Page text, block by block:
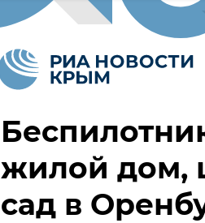
жилой дом,
сад в